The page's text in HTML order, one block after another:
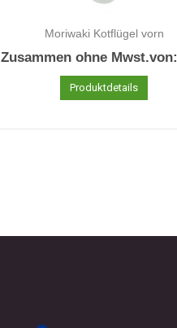
Moriwaki Kotflügel vorn
Zusammen ohne Mwst.von:
Produktdetails